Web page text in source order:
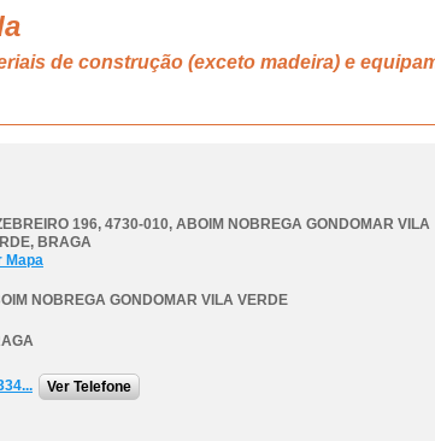
de construção (exceto madeira) e
196, 4730-010, ABOIM NOBREGA GONDOMAR VILA
, BRAGA
Mapa
NOBREGA GONDOMAR VILA VERDE
Ver Telefone